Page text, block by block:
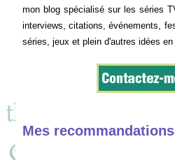
mon blog spécialisé sur les séries
interviews, citations, événements,
séries, jeux et plein d'autres idées
Mes